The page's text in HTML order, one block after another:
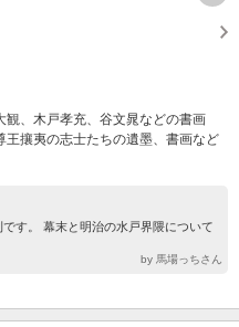
、木戸孝充、谷文晁などの書画
攘夷の志士たちの遺墨、書画など
す。 幕末と明治の水戸界隈について
by 馬場っちさん